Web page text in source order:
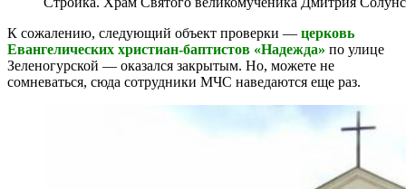
К сожалению, следующий объект проверки — церковь
Евангелических христиан-баптистов «Надежда» по улице
Зеленогурской — оказался закрытым. Но, можете не
сомневаться, сюда сотрудники МЧС наведаются еще раз.